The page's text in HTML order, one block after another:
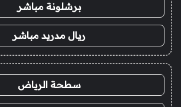
برشلونة مباشر
ريال مدريد مباشر
سطحة الرياض